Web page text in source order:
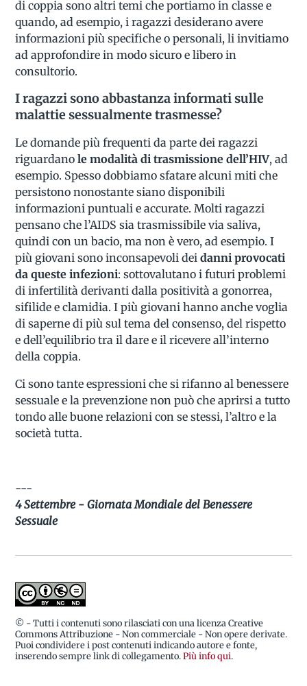
di coppia sono altri temi che portiamo in classe e
quando, ad esempio, i ragazzi desiderano avere
informazioni più specifiche o personali, li invitiamo
ad approfondire in modo sicuro e libero in
consultorio.
I ragazzi sono abbastanza informati sulle
malattie sessualmente trasmesse?
Le domande più frequenti da parte dei ragazzi
riguardano le modalità di trasmissione dell’HIV, ad
esempio. Spesso dobbiamo sfatare alcuni miti che
persistono nonostante siano disponibili
informazioni puntuali e accurate. Molti ragazzi
pensano che l’AIDS sia trasmissibile via saliva,
quindi con un bacio, ma non è vero, ad esempio. I
più giovani sono inconsapevoli deidanni provocati
da queste infezioni: sottovalutano i futuri problemi
di infertilità derivanti dalla positività a gonorrea,
sifilide e clamidia. I più giovani hanno anche voglia
di saperne di più sul tema del consenso, del rispetto
e dell’equilibrio tra il dare e il ricevere all’interno
della coppia.
Ci sono tante espressioni che si rifanno al benessere
sessuale e la prevenzione non può che aprirsi a tutto
tondo alle buone relazioni con se stessi, l’altro e la
società tutta.
---
4 Settembre - Giornata Mondiale del Benessere
Sessuale
© - Tutti i contenuti sono rilasciati con una licenza Creative
Commons Attribuzione - Non commerciale - Non opere derivate.
Puoi condividere i post contenuti indicando autore e fonte,
inserendo sempre link di collegamento.Più info qui.